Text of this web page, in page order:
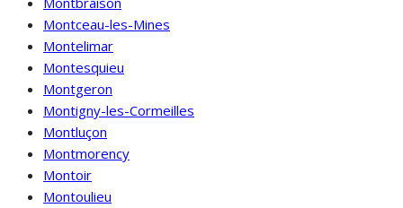
Montceau-les-Mines
Montelimar
Montesquieu
Montgeron
Montigny-les-Cormeilles
Montluçon
Montmorency
Montoir
Montoulieu